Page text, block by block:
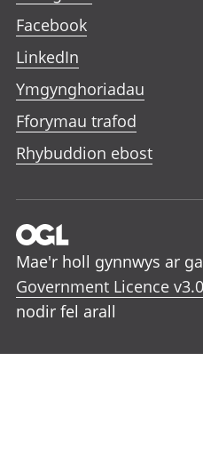
Facebook
LinkedIn
Ymgynghoriadau
Fforymau trafod
Rhybuddion ebost
Mae'r holl gynnwys ar
Government Licence v3.0
nodir fel arall